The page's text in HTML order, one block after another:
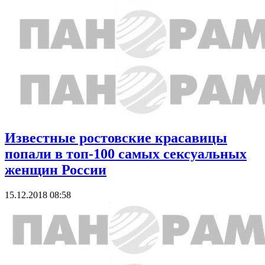
Известные ростовские красавицы
попали в топ-100 самых сексуальных
женщин России
15.12.2018 08:58